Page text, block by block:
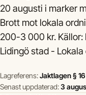
20 augusti i marker
Brott mot lokala
200-3 000 kr.
Lidingö stad -
Lagreferens:Jaktlagen §
Senast uppdaterad:3